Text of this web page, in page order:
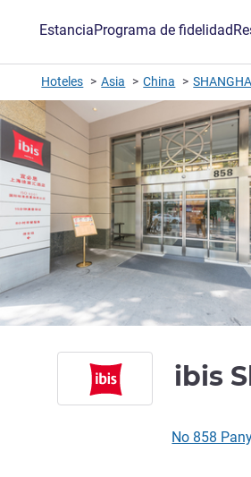
EstanciaPrograma de fidelidad
Hoteles Asia China
ibis
No 858